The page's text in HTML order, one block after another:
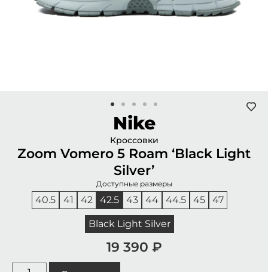
Nike
Кроссовки
Zoom Vomero 5 Roam ‘Black Light
Silver’
Доступные размеры
40.5 41 42 42.5 43 44 44.5 45 47
Black Light Silver
19 390 ₽